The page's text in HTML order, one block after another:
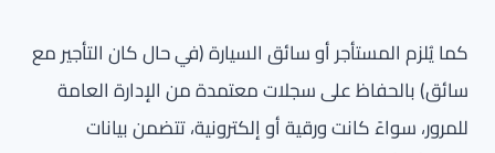
كما يُلزم المستأجر أو سائق السيارة (في حال كان التأجير مع
سائق) بالحفاظ على سجلات معتمدة من الإدارة العامة
للمرور، سواءً كانت ورقية أو إلكترونية، تتضمن بيانات